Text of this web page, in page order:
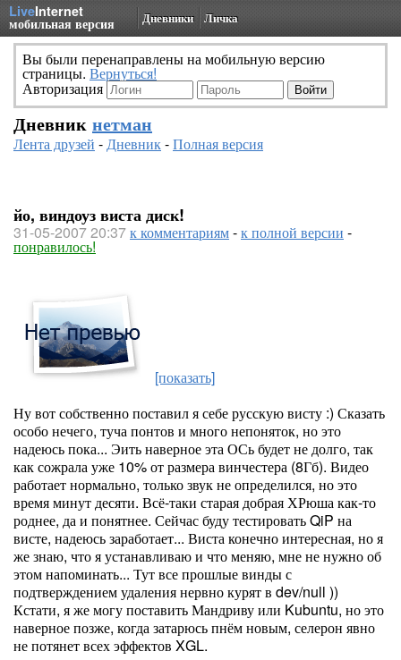
LiveInternet
мобильная версия Дневники Личка
Вы были перенаправлены на мобильную версию
страницы. Вернуться!
Авторизация
Дневник нетман
Лента друзей -Дневник-Полная версия
йо, виндоуз виста диск!
31-05-2007 20:37к комментариям-к полной версии -
понравилось!
[показать]
Ну вот собственно поставил я себе русскую висту :) Сказать
особо нечего, туча понтов и много непоняток, но это
надеюсь пока... Эить наверное эта ОСь будет не долго, так
как сожрала уже 10% от размера винчестера (8Гб). Видео
работает нормально, только звук не определился, но это
время минут десяти. Всё-таки старая добрая ХРюша как-то
роднее, да и понятнее. Сейчас буду тестировать QiP на
висте, надеюсь заработает... Виста конечно интересная, но я
же знаю, что я устанавливаю и что меняю, мне не нужно об
этом напоминать... Тут все прошлые винды с
подтверждением удаления нервно курят в dev/null ))
Кстати, я же могу поставить Мандриву или Kubuntu, но это
наверное позже, когда затарюсь пнём новым, селерон явно
не потянет всех эффектов XGL.